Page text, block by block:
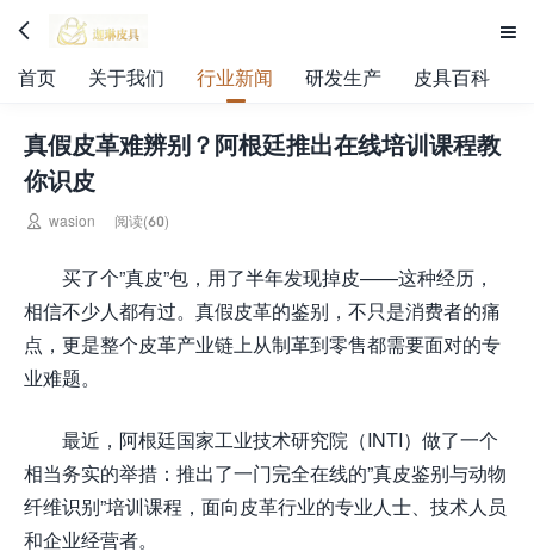
 
首页 关于我们 行业新闻 研发生产 皮具百科
真假皮革难辨别？阿根廷推出在线培训课程教
你识皮
 wasion 阅读(60)
买了个”真皮”包，用了半年发现掉皮——这种经历，
相信不少人都有过。真假皮革的鉴别，不只是消费者的痛
点，更是整个皮革产业链上从制革到零售都需要面对的专
业难题。
最近，阿根廷国家工业技术研究院（INTI）做了一个
相当务实的举措：推出了一门完全在线的”真皮鉴别与动物
纤维识别”培训课程，面向皮革行业的专业人士、技术人员
和企业经营者。